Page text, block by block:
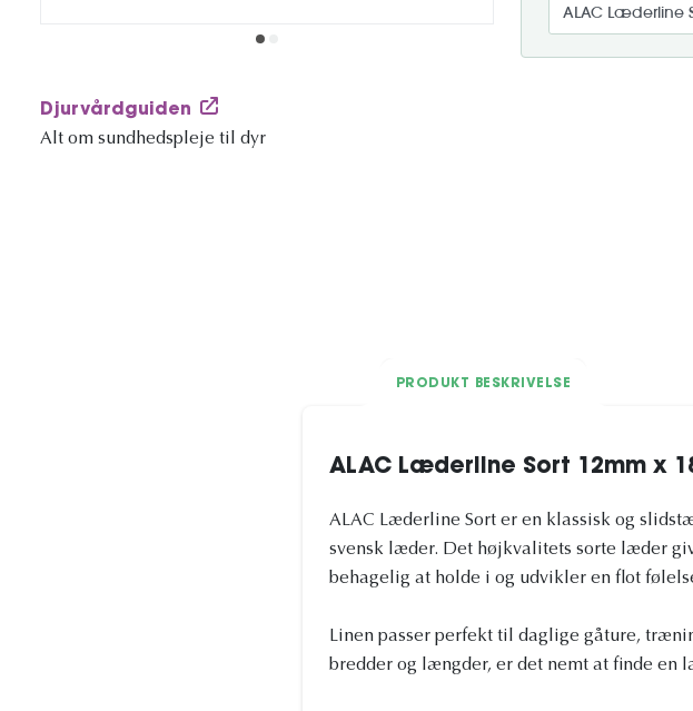
Djurvårdguiden
Alt om sundhedspleje til dyr
PRODUKT BESKRIVELSE
ALAC Læderline Sort 12mm x
ALAC Læderline Sort er en klassisk og
svensk læder. Det højkvalitets sorte læder
behagelig at holde i og udvikler en flot
Linen passer perfekt til daglige gåture,
bredder og længder, er det nemt at finde en